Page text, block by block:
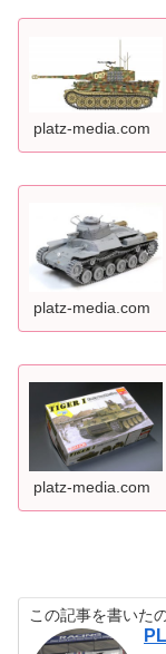
platz-media.com
platz-media.com
platz-media.com
この記事を書いた